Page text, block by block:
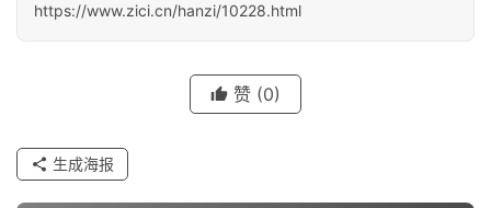
https://www.zici.cn/hanzi/10228.html
赞 (0)
生成海报